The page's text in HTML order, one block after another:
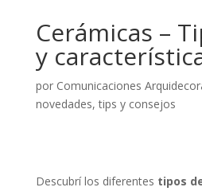
Cerámicas –
y
por Comunicaciones
novedades,tips y consejos
Descubrí los diferentes tipos